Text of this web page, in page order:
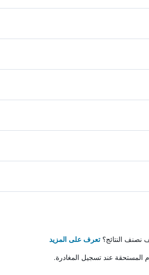
نصنف النتائج؟ تعرف على المزيد
المستحقة عند تسجيل المغادرة.